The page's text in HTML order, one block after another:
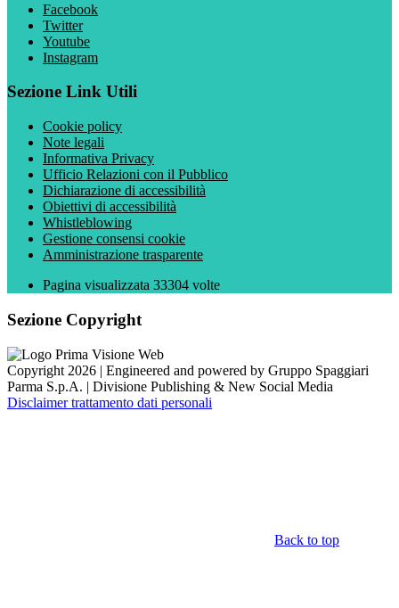
Facebook
Twitter
Youtube
Instagram
Sezione Link Utili
Cookie policy
Note legali
Informativa Privacy
Ufficio Relazioni con il Pubblico
Dichiarazione di accessibilità
Obiettivi di accessibilità
Whistleblowing
Gestione consensi cookie
Amministrazione trasparente
Pagina visualizzata 33304 volte
Sezione Copyright
Copyright 2026 | Engineered and powered by Gruppo Spaggiari
Parma S.p.A. | Divisione Publishing & New Social Media
Disclaimer trattamento dati personali
Back to top